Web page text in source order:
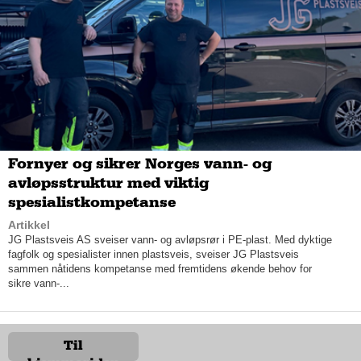
– Den siste ombyggingen gjorde vi nå i forbindelse med
lanseringen av Taycan. Vi har utvidet salgsflaten vår
betraktelig, og utvidet verkstedkapasiteten vår, så nå har vi
både nye og brukte biler på samme plan, for her snakker vi
ikke ombrukte biler, barenye eiere, forsikrer Petter med et
smil.
Han forteller videre om konseptet til den unike forhandleren
– Vi på Porsche Center Oslo, er opptatt av å utvikle oss digitalt
og tilby gode digitale løsninger på alle områder. Samtidig
Fornyer og sikrer Norges vann- og
avløpsstruktur med viktig
spesialistkompetanse
Artikkel
JG Plastsveis AS sveiser vann- og avløpsrør i PE-plast. Med dyktige
fagfolk og spesialister innen plastsveis, sveiser JG Plastsveis
sammen nåtidens kompetanse med fremtidens økende behov for
sikre vann-...
Til